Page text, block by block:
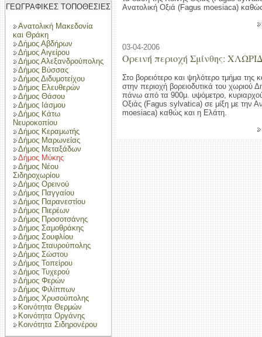
ΓΕΩΓΡΑΦΙΚΕΣ ΤΟΠΟΘΕΣΙΕΣ
Ανατολική Μακεδονία
και Θράκη
Δήμος Αβδήρων
Δήμος Αιγείρου
Δήμος Αλεξανδρούπολης
Δήμος Βύσσας
Δήμος Διδυμοτείχου
Δήμος Ελευθερών
Δήμος Θάσου
Δήμος Ιάσμου
Δήμος Κάτω
Νευροκοπίου
Δήμος Κεραμωτής
Δήμος Μαρωνείας
Δήμος Μεταξάδων
Δήμος Μύκης
Δήμος Νέου
Σιδηροχωρίου
Δήμος Ορεινού
Δήμος Παγγαίου
Δήμος Παρανεστίου
Δήμος Πιερέων
Δήμος Προσοτσάνης
Δήμος Σαμοθράκης
Δήμος Σουφλίου
Δήμος Σταυρούπολης
Δήμος Σώστου
Δήμος Τοπείρου
Δήμος Τυχερού
Δήμος Φερών
Δήμος Φιλίππων
Δήμος Χρυσούπολης
Κοινότητα Θερμών
Κοινότητα Οργάνης
Κοινότητα Σιδηρονέρου
Ανατολική Οξιά (Fagus moesiaca)
03-04-2006
Ορεινή περιοχή Σμίνθης:
Στο βορειότερο και ψηλότερο τμήμα της
στην περιοχή βορειοδυτικά του χωριού
πάνω από τα 900μ. υψόμετρο,
Οξιάς (Fagus sylvatica) σε μίξη με την
moesiaca) καθώς και η Ελάτη.